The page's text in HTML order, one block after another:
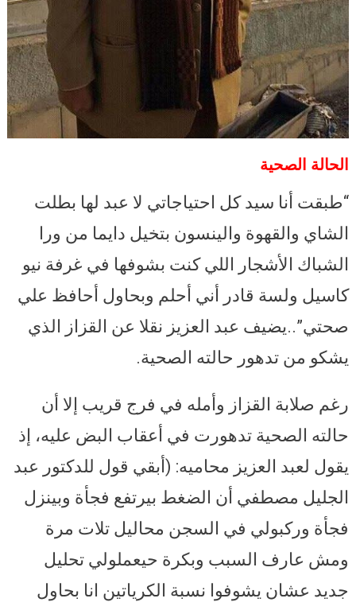
الحالة الصحية
“طبقت أنا سيد كل احتياجاتي لا عبد لها بطلت
الشاي والقهوة والينسون بتخيل دايما من ورا
الشباك الأشجار اللي كنت بشوفها في غرفة نيو
كاسيل ولسة قادر أني أحلم وبحاول أحافظ علي
صحتي”..يضيف عبد العزيز نقلا عن القزاز الذي
يشكو من تدهور حالته الصحية.
رغم صلابة القزاز وأمله في فرج قريب إلا أن
حالته الصحية تدهورت في أعقاب البض عليه، إذ
يقول لعبد العزيز محاميه: (أبقي قول للدكتور عبد
الجليل مصطفي أن الضغط بيرتفع فجأة وبينزل
فجأة وركبولي في السجن محاليل تلات مرة
ومش عارف السبب وبكرة حيعملولي تحليل
جديد عشان يشوفوا نسبة الكرياتين انا بحاول